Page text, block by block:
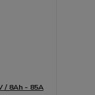
/ 8Ah - 85A